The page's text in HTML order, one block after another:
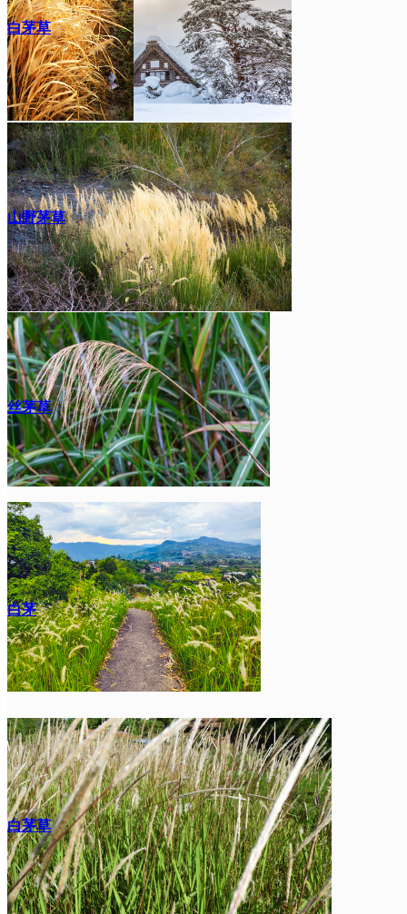
白茅草
山野茅草
丝茅草
白茅
白茅草